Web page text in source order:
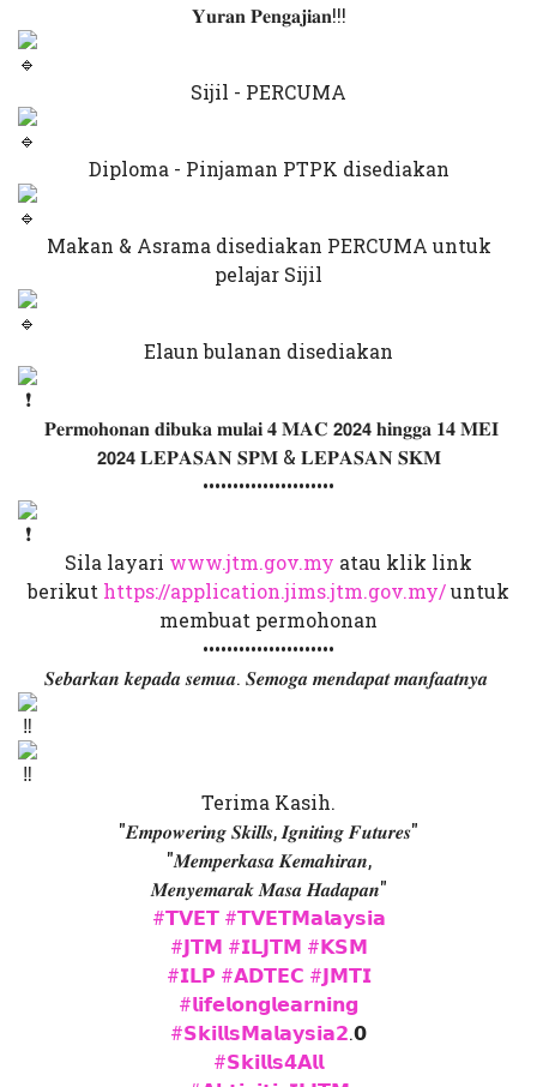
𝐘𝐮𝐫𝐚𝐧 𝐏𝐞𝐧𝐠𝐚𝐣𝐢𝐚𝐧!!!
Sijil - PERCUMA
Diploma - Pinjaman PTPK disediakan
Makan & Asrama disediakan PERCUMA untuk
pelajar Sijil
Elaun bulanan disediakan
𝐏𝐞𝐫𝐦𝐨𝐡𝐨𝐧𝐚𝐧 𝐝𝐢𝐛𝐮𝐤𝐚 𝐦𝐮𝐥𝐚𝐢 𝟒 𝐌𝐀𝐂 𝟮𝟬𝟮𝟰 𝐡𝐢𝐧𝐠𝐠𝐚 𝟏𝟒 𝐌𝐄𝐈
𝟮𝟬𝟮𝟰 𝐋𝐄𝐏𝐀𝐒𝐀𝐍 𝐒𝐏𝐌 & 𝐋𝐄𝐏𝐀𝐒𝐀𝐍 𝐒𝐊𝐌
••••••••••••••••••••••
Sila layari www.jtm.gov.my atau klik link
berikut https://application.jims.jtm.gov.my/untuk
membuat permohonan
••••••••••••••••••••••
𝑺𝒆𝒃𝒂𝒓𝒌𝒂𝒏 𝒌𝒆𝒑𝒂𝒅𝒂 𝒔𝒆𝒎𝒖𝒂. 𝑺𝒆𝒎𝒐𝒈𝒂 𝒎𝒆𝒏𝒅𝒂𝒑𝒂𝒕 𝒎𝒂𝒏𝒇𝒂𝒂𝒕𝒏𝒚𝒂
Terima Kasih.
"𝑬𝒎𝒑𝒐𝒘𝒆𝒓𝒊𝒏𝒈 𝑺𝒌𝒊𝒍𝒍𝒔, 𝑰𝒈𝒏𝒊𝒕𝒊𝒏𝒈 𝑭𝒖𝒕𝒖𝒓𝒆𝒔"
"𝑴𝒆𝒎𝒑𝒆𝒓𝒌𝒂𝒔𝒂 𝑲𝒆𝒎𝒂𝒉𝒊𝒓𝒂𝒏,
𝑴𝒆𝒏𝒚𝒆𝒎𝒂𝒓𝒂𝒌 𝑴𝒂𝒔𝒂 𝑯𝒂𝒅𝒂𝒑𝒂𝒏"
#𝗧𝗩𝗘𝗧 #𝗧𝗩𝗘𝗧𝗠𝗮𝗹𝗮𝘆𝘀𝗶𝗮
#𝗝𝗧𝗠 #𝗜𝗟𝗝𝗧𝗠 #𝗞𝗦𝗠
#𝗜𝗟𝗣 #𝗔𝗗𝗧𝗘𝗖 #𝗝𝗠𝗧𝗜
#𝗹𝗶𝗳𝗲𝗹𝗼𝗻𝗴𝗹𝗲𝗮𝗿𝗻𝗶𝗻𝗴
#𝗦𝗸𝗶𝗹𝗹𝘀𝗠𝗮𝗹𝗮𝘆𝘀𝗶𝗮𝟮.𝟬
#𝗦𝗸𝗶𝗹𝗹𝘀𝟰𝗔𝗹𝗹